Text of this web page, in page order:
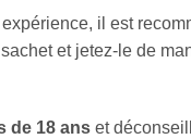
il est
et jetez-le de
de 18 ans et